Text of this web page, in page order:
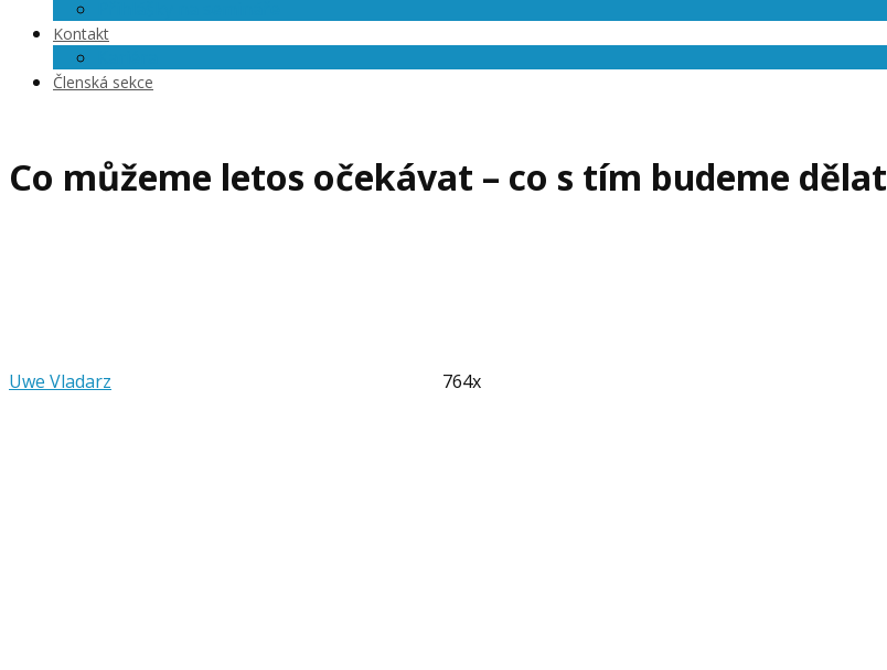
Kontakt
Členská sekce
Co můžeme letos očekávat – co s tím budeme dělat
Uwe Vladarz 764x